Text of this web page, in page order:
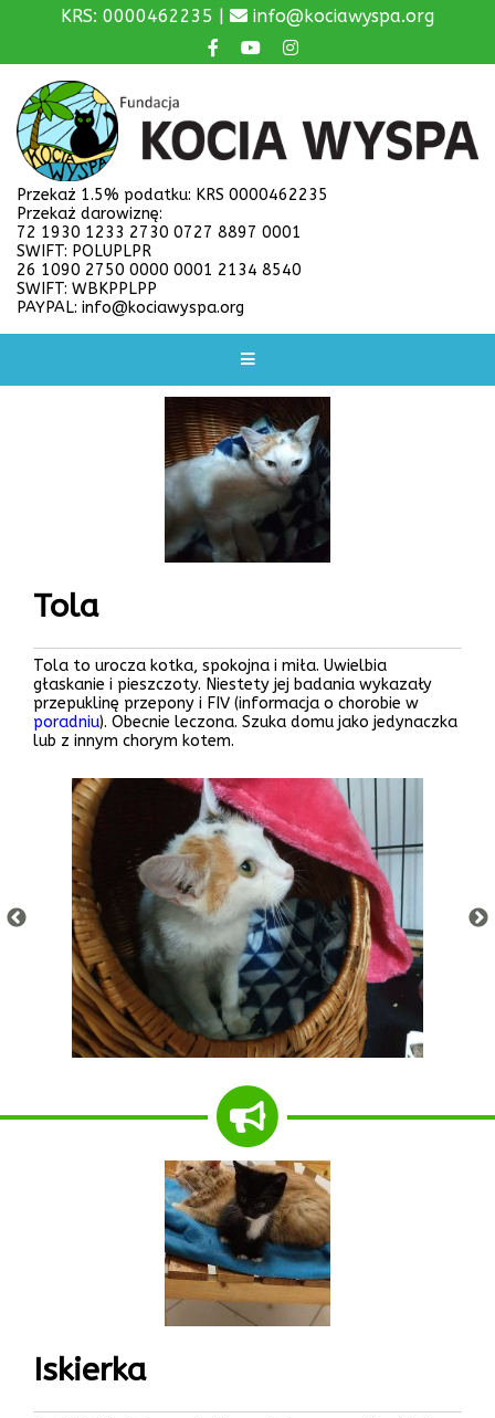
KRS: 0000462235 | info@kociawyspa.org
Przekaż 1.5% podatku: KRS 0000462235
Przekaż darowiznę:
72 1930 1233 2730 0727 8897 0001
SWIFT: POLUPLPR
26 1090 2750 0000 0001 2134 8540
SWIFT: WBKPPLPP
PAYPAL: info@kociawyspa.org
Tola
Tola to urocza kotka, spokojna i miła. Uwielbia
głaskanie i pieszczoty. Niestety jej badania wykazały
przepuklinę przepony i FIV (informacja o chorobie w
poradniu). Obecnie leczona. Szuka domu jako jedynaczka
lub z innym chorym kotem.
Iskierka